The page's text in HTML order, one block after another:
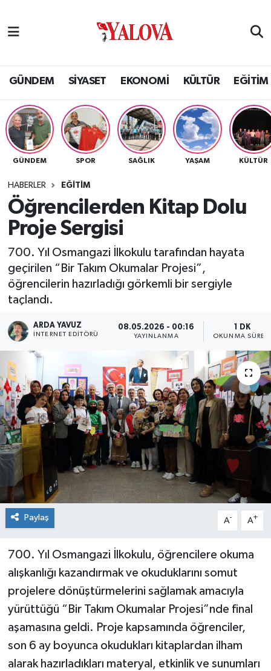
GÜNDEM SİYASET EKONOMİ KÜLTÜR EĞİTİM
GÜNDEM SPOR SAĞLIK YAŞAM KÜLTÜR
HABERLER EĞİTİM
Öğrencilerden Kitap Dolu
Proje Sergisi
700. Yıl Osmangazi İlkokulu tarafından hayata
geçirilen “Bir Takım Okumalar Projesi”,
öğrencilerin hazırladığı görkemli bir sergiyle
taçlandı.
ARDA YAVUZ
İNTERNET EDITÖRÜ
08.05.2026 - 00:16
YAYINLANMA
1 DK
OKUNMA
Paylaş A- A+
700. Yıl Osmangazi İlkokulu, öğrencilere okuma
alışkanlığı kazandırmak ve okuduklarını somut
projelere dönüştürmelerini sağlamak amacıyla
yürüttüğü “Bir Takım Okumalar Projesi”nde final
aşamasına geldi. Proje kapsamında öğrenciler,
son 6 ay boyunca okudukları kitaplardan ilham
alarak hazırladıkları materyal, etkinlik ve sunumları
SİYASET
EKONOMİ
KÜLTÜR
BİLİM VE TEKNOLOJİ
ASAYİŞ
SAĞLIK
SPOR
ULUSAL
İLÇELERİMİZ
RESMİ İLAN
Yalova Nöbetçi Eczaneler
Yalova Hava Durumu
Yalova Namaz Vakitleri
Yalova Trafik Yoğunluk Haritası
Tüm Manşetler
Son Dakika Haberleri
Haber Arşivi